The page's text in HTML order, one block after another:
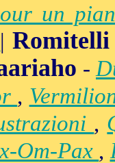
un
|Romitelli
-
,
,
Om-Pax ,